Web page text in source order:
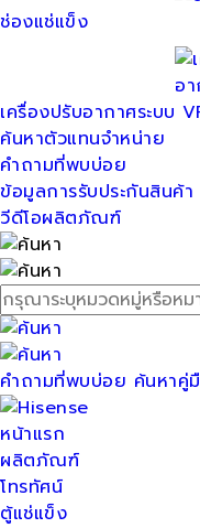
ช่องแช่แข็ง
เครื่องปรับอากาศระบบ
ค้นหาตัวแทนจำหน่าย
คำถามที่พบบ่อย
ข้อมูลการรับประกันสินค้า
วีดีโอผลิตภัณฑ์
คำถามที่พบบ่อย ค้นหาคู่
หน้าแรก
ผลิตภัณฑ์
โทรทัศน์
ตู้แช่แข็ง